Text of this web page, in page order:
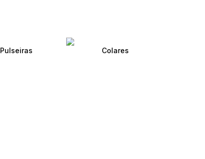
Pulseiras Colares